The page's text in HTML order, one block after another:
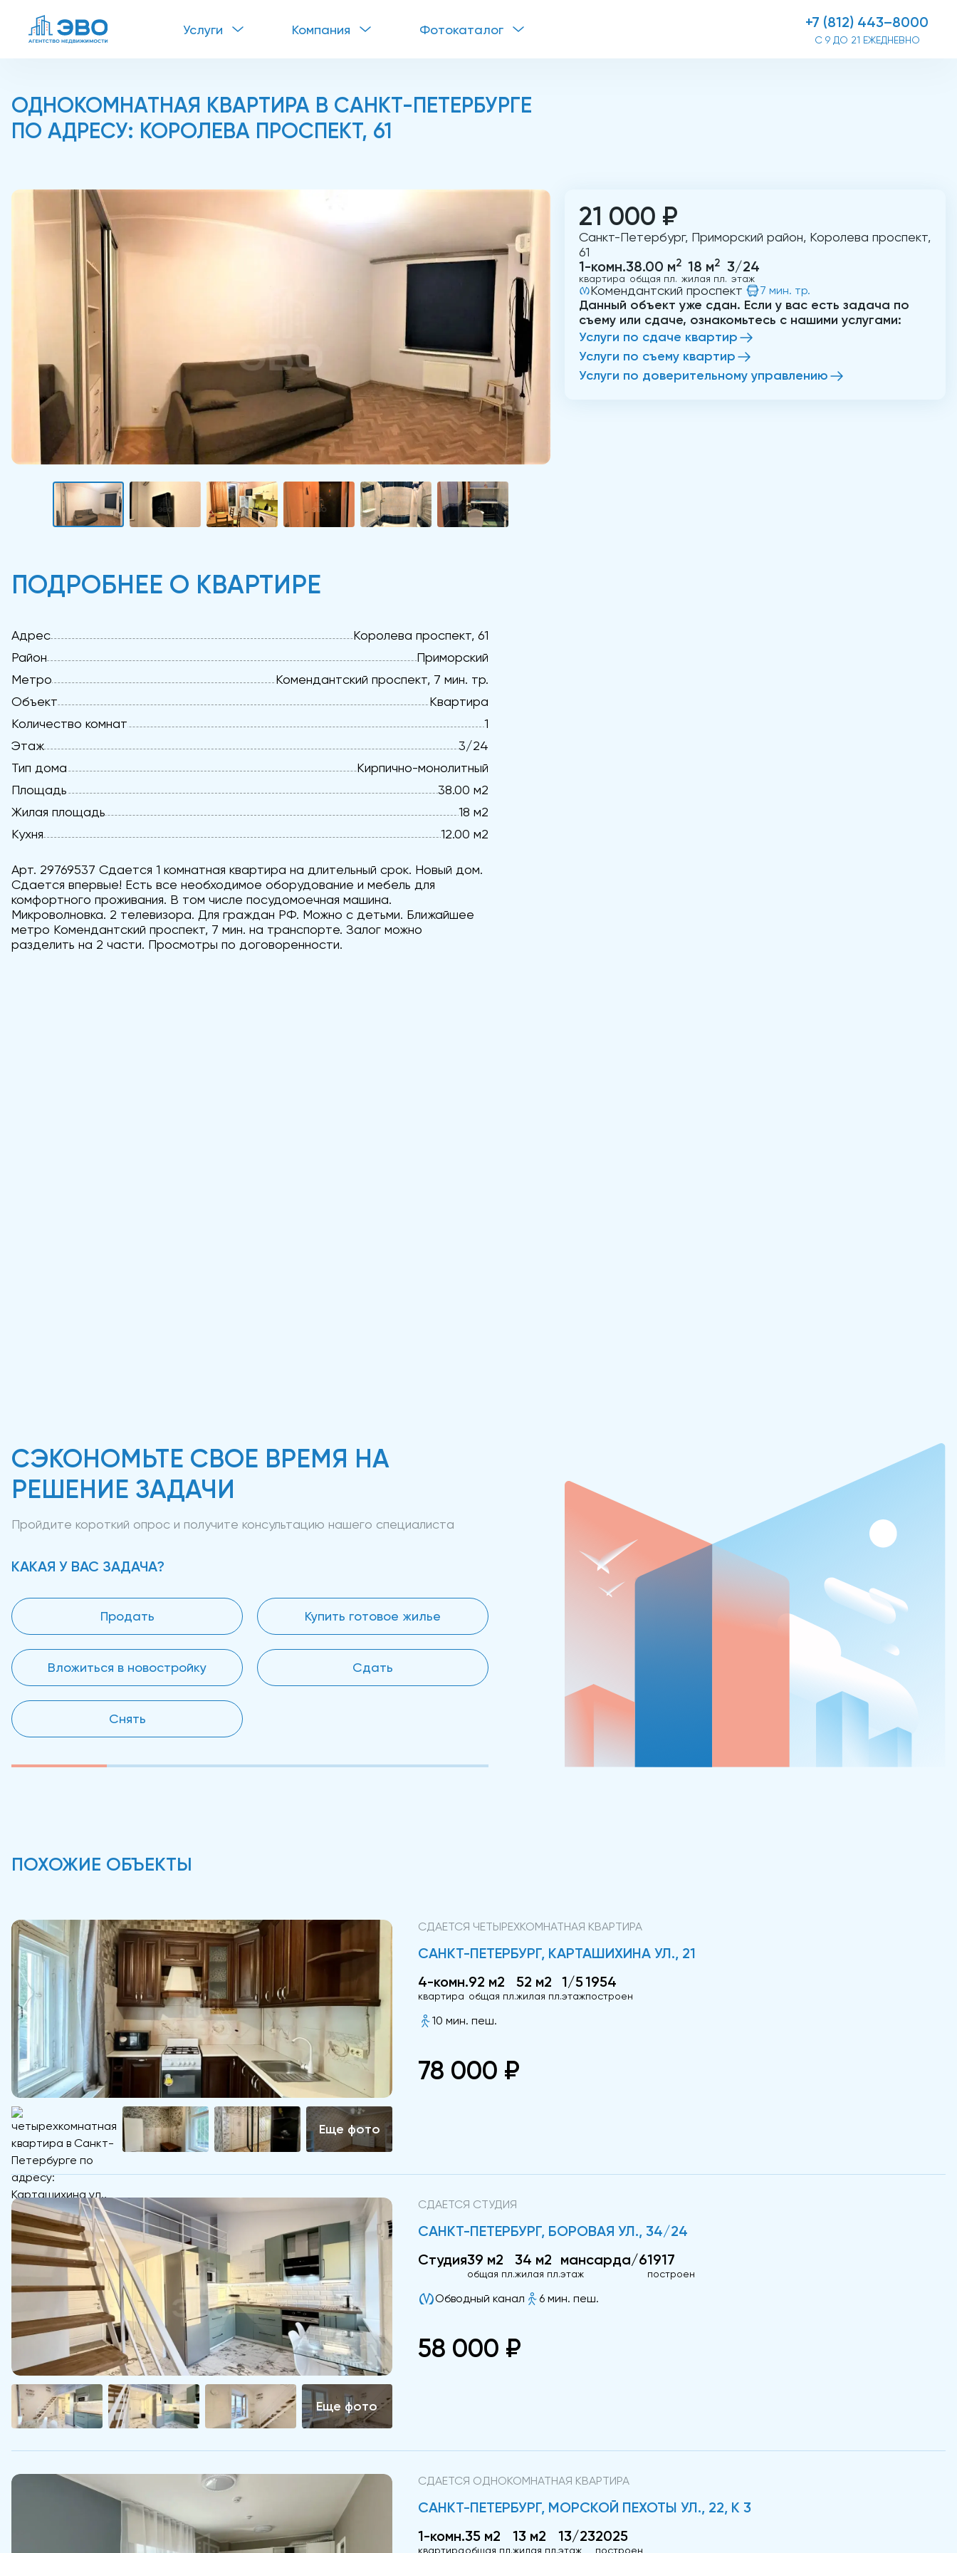
Услуги Компания Фотокаталог +7 (812) 443–8000
С 9 ДО 21 ЕЖЕДНЕВНО
ОДНОКОМНАТНАЯ КВАРТИРА В САНКТ-ПЕТЕРБУРГЕ
ПО АДРЕСУ: КОРОЛЕВА ПРОСПЕКТ, 61
ПОДРОБНЕЕ О КВАРТИРЕ
Адрес
Королева проспект, 61
Район
Приморский
Метро
Комендантский проспект, 7 мин. тр.
Объект
Квартира
Количество комнат
1
Этаж
3/24
Тип дома
Кирпично-монолитный
Площадь
38.00 м2
Жилая площадь
18 м2
Кухня
12.00 м2
Арт. 29769537 Сдается 1 комнатная квартира на длительный срок. Новый дом.
Сдается впервые! Есть все необходимое оборудование и мебель для
комфортного проживания. В том числе посудомоечная машина.
Микроволновка. 2 телевизора. Для граждан РФ. Можно с детьми. Ближайшее
метро Комендантский проспект, 7 мин. на транспорте. Залог можно
разделить на 2 части. Просмотры по договоренности.
21 000 ₽
Санкт-Петербург, Приморский район, Королева проспект,
61
1-комн.
квартира
38.00 м2
общая пл.
18 м2
жилая пл.
3/24
этаж
Комендантский проспект 7 мин. тр.
Данный объект уже сдан. Если у вас есть задача по
съему или сдаче, ознакомьтесь с нашими услугами:
Услуги по сдаче квартир
Услуги по съему квартир
Услуги по доверительному управлению
СЭКОНОМЬТЕ СВОЕ ВРЕМЯ НА
РЕШЕНИЕ ЗАДАЧИ
Пройдите короткий опрос и получите консультацию нашего специалиста
КАКАЯ У ВАС ЗАДАЧА?
Продать Купить готовое жилье
Вложиться в новостройку Сдать
Снять
ПОХОЖИЕ ОБЪЕКТЫ
СДАЕТСЯ ЧЕТЫРЕХКОМНАТНАЯ КВАРТИРА
САНКТ-ПЕТЕРБУРГ, КАРТАШИХИНА УЛ., 21
4-комн.
квартира
92 м2
общая пл.
52 м2
жилая пл.
1/5
этаж
1954
построен
10 мин. пеш.
78 000 ₽
СДАЕТСЯ СТУДИЯ
САНКТ-ПЕТЕРБУРГ, БОРОВАЯ УЛ., 34/24
Студия39 м2
общая пл.
34 м2
жилая пл.
мансарда/6
этаж
1917
построен
Обводный канал 6 мин. пеш.
58 000 ₽
СДАЕТСЯ ОДНОКОМНАТНАЯ КВАРТИРА
САНКТ-ПЕТЕРБУРГ, МОРСКОЙ ПЕХОТЫ УЛ., 22, К 3
1-комн.
квартира
35 м2
общая пл.
13 м2
жилая пл.
13/23
этаж
2025
построен